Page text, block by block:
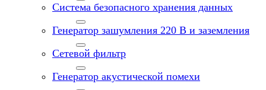
Система безопасного хранения данных
Генератор зашумления 220 В и заземления
Сетевой фильтр
Генератор акустической помехи